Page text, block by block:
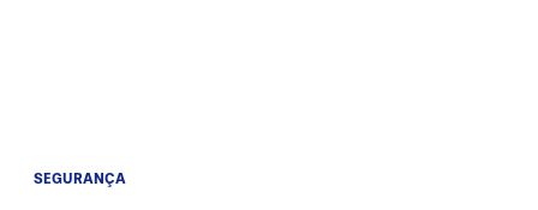
SEGURANÇA